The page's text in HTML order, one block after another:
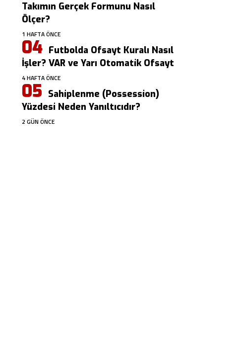
Takımın Gerçek Formunu Nasıl
Ölçer?
1 HAFTA ÖNCE
Futbolda Ofsayt Kuralı Nasıl
İşler? VAR ve Yarı Otomatik Ofsayt
4 HAFTA ÖNCE
Sahiplenme (Possession)
Yüzdesi Neden Yanıltıcıdır?
2 GÜN ÖNCE